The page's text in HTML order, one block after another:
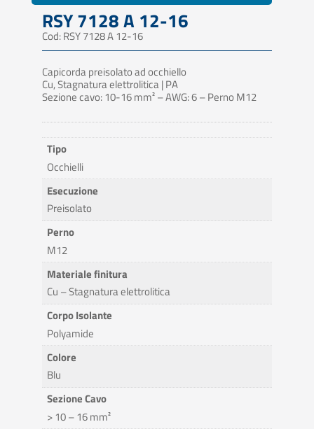
RSY 7128 A 12-16
Cod: RSY 7128 A 12-16
Capicorda preisolato ad occhiello
Cu, Stagnatura elettrolitica | PA
Sezione cavo: 10-16 mm² – AWG: 6 – Perno M12
Tipo
Occhielli
Esecuzione
Preisolato
Perno
M12
Materiale finitura
Cu – Stagnatura elettrolitica
Corpo Isolante
Polyamide
Colore
Blu
Sezione Cavo
> 10 – 16 mm²